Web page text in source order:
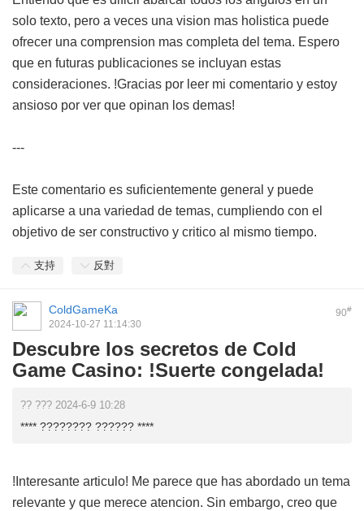
solo texto, pero a veces una vision mas holistica puede
ofrecer una comprension mas completa del tema. Espero
que en futuras publicaciones se incluyan estas
consideraciones. !Gracias por leer mi comentario y estoy
ansioso por ver que opinan los demas!
---
Este comentario es suficientemente general y puede
aplicarse a una variedad de temas, cumpliendo con el
objetivo de ser constructivo y critico al mismo tiempo.
支持 反對
90#
ColdGameKa
2024-10-27 11:14:30
Descubre los secretos de Cold
Game Casino: !Suerte congelada!
?? ??? 2024-6-9 10:28
**** ???????? ?????? ****
!Interesante articulo! Me parece que has abordado un tema
relevante y que merece atencion. Sin embargo, creo que